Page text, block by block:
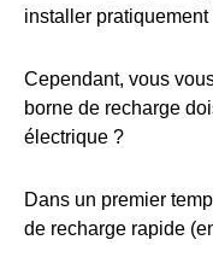
installer pratiquement
Cependant, vous
borne de recharge
électrique ?
Dans un premier
de recharge rapide